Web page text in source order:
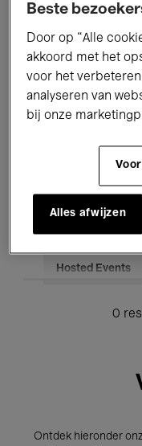
Performances
Jazz
Voor iedereen
Onderwijs
Hosted Events
0
Ontdek hieronder
Beste
Door op “Alle
akkoord met het
voor het
analyseren van
bij onze
Alles afwijzen